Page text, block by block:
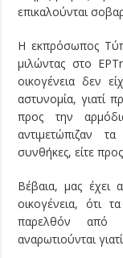
επικαλούνται
Η εκπρόσωπος
μιλώντας στο
οικογένεια δεν
αστυνομία, γιατί
προς την
αντιμετώπιζαν
συνθήκες, είτε
Βέβαια, μας έχει
οικογένεια, ότι
παρελθόν από
αναρωτιούνται